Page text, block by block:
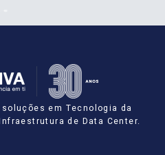
em Tecnologia da
de Data Center.